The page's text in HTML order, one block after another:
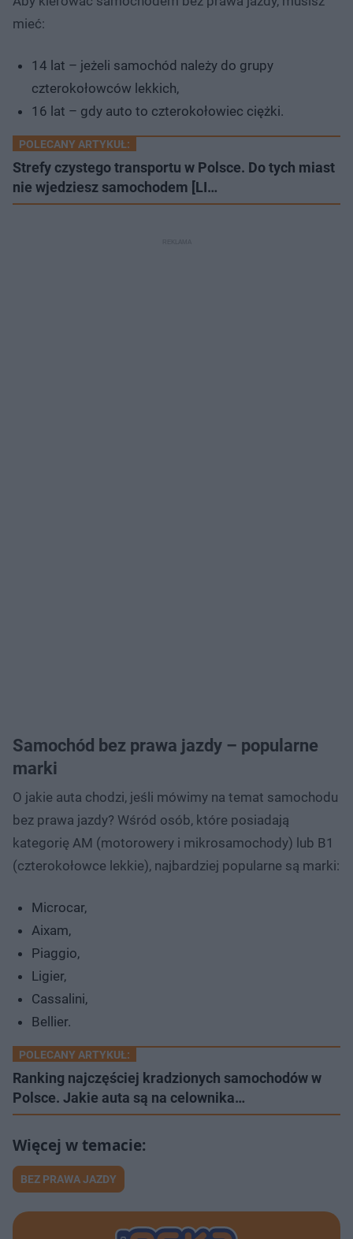
mieć:
14 lat – jeżeli samochód należy do grupy
czterokołowców lekkich,
16 lat – gdy auto to czterokołowiec ciężki.
POLECANY ARTYKUŁ:
Strefy czystego transportu w Polsce. Do tych miast
nie wjedziesz samochodem [LI…
Samochód bez prawa jazdy – popularne
marki
O jakie auta chodzi, jeśli mówimy na temat samochodu
bez prawa jazdy? Wśród osób, które posiadają
kategorię AM (motorowery i mikrosamochody) lub B1
(czterokołowce lekkie), najbardziej popularne są marki:
Microcar,
Aixam,
Piaggio,
Ligier,
Cassalini,
Bellier.
POLECANY ARTYKUŁ:
Ranking najczęściej kradzionych samochodów w
Polsce. Jakie auta są na celownika…
BEZ PRAWA JAZDY